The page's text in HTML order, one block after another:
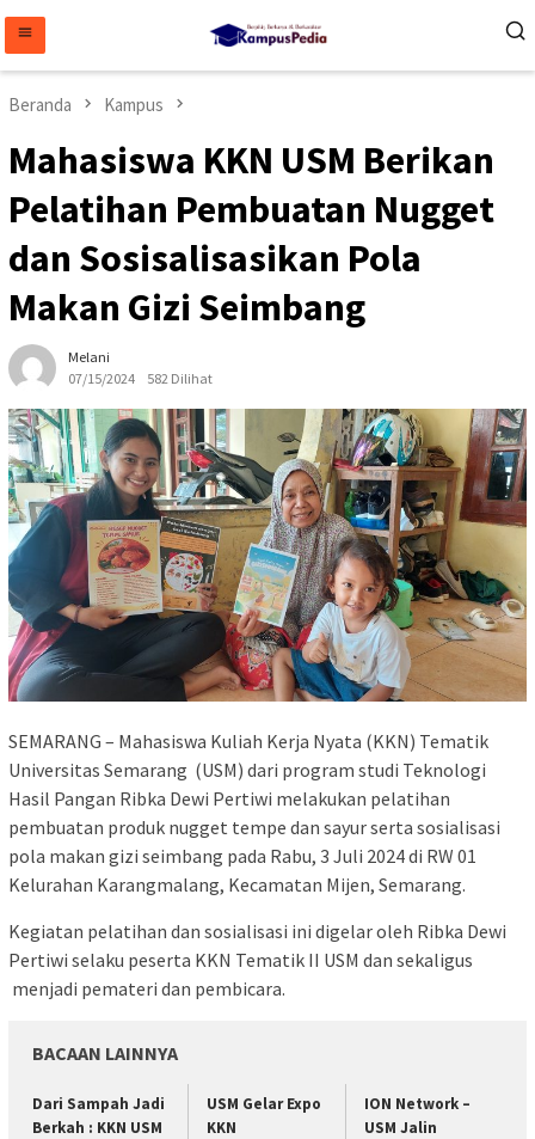
konten
Beranda Kampus
Mahasiswa KKN USM Berikan
Pelatihan Pembuatan Nugget
dan Sosisalisasikan Pola
Makan Gizi Seimbang
Melani
07/15/2024
582 Dilihat
SEMARANG – Mahasiswa Kuliah Kerja Nyata (KKN) Tematik
Universitas Semarang (USM) dari program studi Teknologi
Hasil Pangan Ribka Dewi Pertiwi melakukan pelatihan
pembuatan produk nugget tempe dan sayur serta sosialisasi
pola makan gizi seimbang pada Rabu, 3 Juli 2024 di RW 01
Kelurahan Karangmalang, Kecamatan Mijen, Semarang.
Kegiatan pelatihan dan sosialisasi ini digelar oleh Ribka Dewi
Pertiwi selaku peserta KKN Tematik II USM dan sekaligus
menjadi pemateri dan pembicara.
BACAAN LAINNYA
Dari Sampah Jadi
Berkah : KKN USM
USM Gelar Expo
KKN
ION Network –
USM Jalin